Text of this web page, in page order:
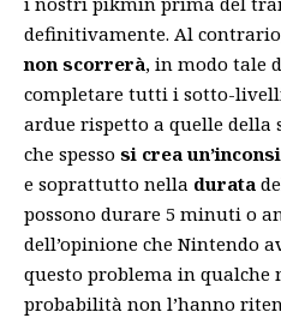
definitivamente. Al
non scorrerà, in modo tale
completare tutti i sotto-
ardue rispetto a quelle della
che spesso si crea
e soprattutto nella durata
possono durare 5 minuti o
dell’opinione che Nintendo
questo problema in qualche
probabilità non l’hanno